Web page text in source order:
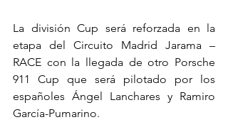
La división Cup será reforzada en la
etapa del Circuito Madrid Jarama –
RACE con la llegada de otro Porsche
911 Cup que será pilotado por los
españoles Ángel Lanchares y Ramiro
García-Pumarino.